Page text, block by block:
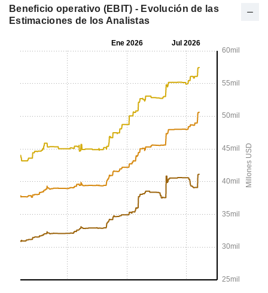
Beneficio operativo (EBIT) - Evolución de las
Estimaciones de los Analistas